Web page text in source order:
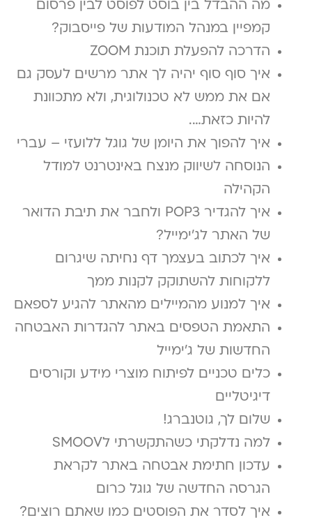
מה ההבדל בין בוסט לפוסט לבין פרסום
קמפיין במנהל המודעות של פייסבוק?
הדרכה להפעלת תוכנת ZOOM
איך סוף סוף יהיה לך אתר מרשים לעסק גם
אם את ממש לא טכנולוגית, ולא מתכוונת
להיות כזאת….
איך להפוך את היומן של גוגל ללועזי – עברי
הנוסחה לשיווק מנצח באינטרנט למודל
הקהילה
איך להגדיר POP3 ולחבר את תיבת הדואר
של האתר לג'ימייל?
איך לכתוב בעצמך דף נחיתה שיגרום
ללקוחות להשתוקק לקנות ממך
איך למנוע מהמיילים מהאתר להגיע לספאם
התאמת הטפסים באתר להגדרות האבטחה
החדשות של ג'ימייל
כלים טכניים לפיתוח מוצרי מידע וקורסים
דיגיטליים
שלום לך, גוטנברג!
למה נדלקתי כשהתקשרתי לSMOOV
עדכון חתימת אבטחה באתר לקראת
הגרסה החדשה של גוגל כרום
איך לסדר את הפוסטים כמו שאתם רוצים?